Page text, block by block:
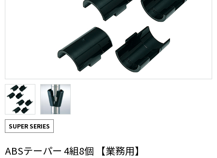
SUPER SERIES
ABSテーパー 4組8個 【業務用】